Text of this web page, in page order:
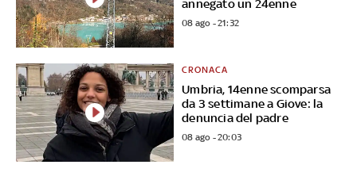
annegato un 24enne
08 ago - 21:32
Umbria, 14enne scomparsa
da 3 settimane a Giove: la
denuncia del padre
CRONACA
08 ago - 20:03